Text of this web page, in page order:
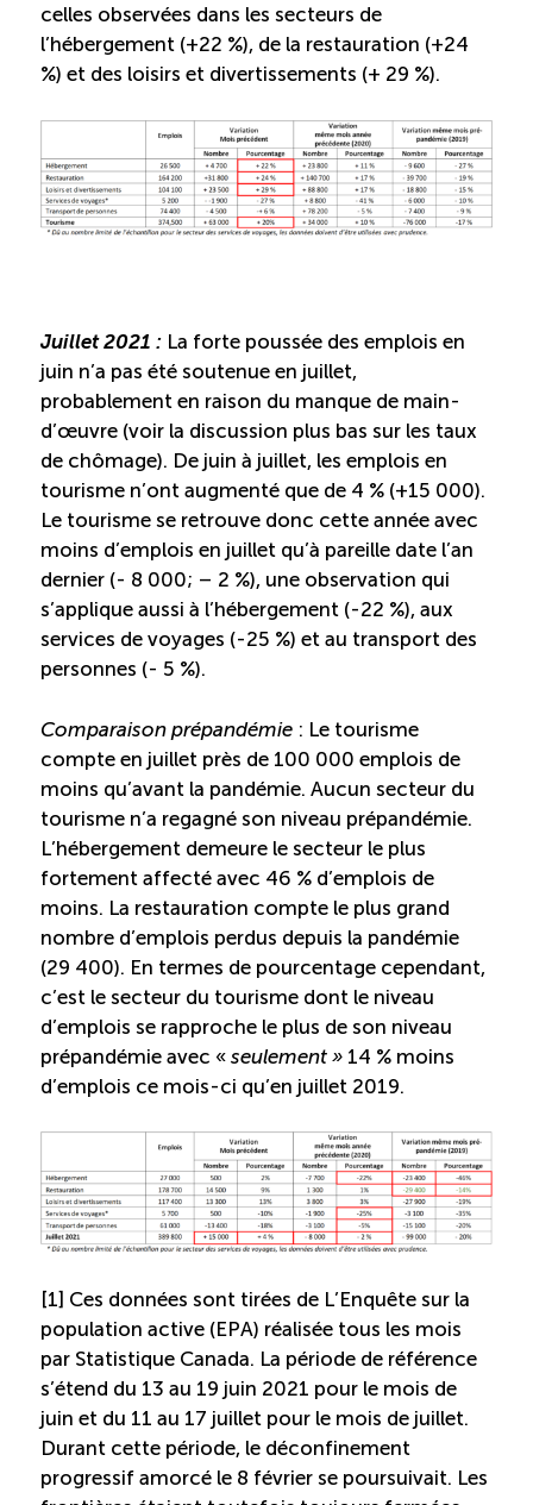
Boomerang – Partage de ressources
Chantier sur la saisonnalité
Bassins de main-d’oeuvre diversifiés
Catalogue de formations en ligne
ÉTUDES
EN
TOURISME
INFOLETTRE
NOUVELLES
Facebook
LinkedIn
Vimeo Recherche
celles observées dans les secteurs de
l’hébergement (+22 %), de la restauration (+24
%) et des loisirs et divertissements (+ 29 %).
Juillet 2021 : La forte poussée des emplois en
juin n’a pas été soutenue en juillet,
probablement en raison du manque de main-
d’œuvre (voir la discussion plus bas sur les taux
de chômage). De juin à juillet, les emplois en
tourisme n’ont augmenté que de 4 % (+15 000).
Le tourisme se retrouve donc cette année avec
moins d’emplois en juillet qu’à pareille date l’an
dernier (- 8 000; – 2 %), une observation qui
s’applique aussi à l’hébergement (-22 %), aux
services de voyages (-25 %) et au transport des
personnes (- 5 %).
Comparaison prépandémie : Le tourisme
compte en juillet près de 100 000 emplois de
moins qu’avant la pandémie. Aucun secteur du
tourisme n’a regagné son niveau prépandémie.
L’hébergement demeure le secteur le plus
fortement affecté avec 46 % d’emplois de
moins. La restauration compte le plus grand
nombre d’emplois perdus depuis la pandémie
(29 400). En termes de pourcentage cependant,
c’est le secteur du tourisme dont le niveau
d’emplois se rapproche le plus de son niveau
prépandémie avec « seulement » 14 % moins
d’emplois ce mois-ci qu’en juillet 2019.
[1] Ces données sont tirées de L’Enquête sur la
population active (EPA) réalisée tous les mois
par Statistique Canada. La période de référence
s’étend du 13 au 19 juin 2021 pour le mois de
juin et du 11 au 17 juillet pour le mois de juillet.
Durant cette période, le déconfinement
progressif amorcé le 8 février se poursuivait. Les